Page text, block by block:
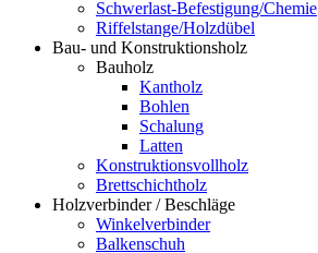
Schwerlast-Befestigung/Chemie
Riffelstange/Holzdübel
Bau- und Konstruktionsholz
Bauholz
Kantholz
Bohlen
Schalung
Latten
Konstruktionsvollholz
Brettschichtholz
Holzverbinder / Beschläge
Winkelverbinder
Balkenschuh